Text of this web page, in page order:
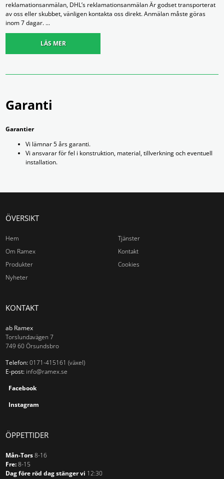
reklamationsanmälan, DHL’s reklamationsanmälan Är godset transporterat
av oss eller skubbet, vänligen kontakta oss direkt. Anmälan måste göras
inom 7 dagar. ...
LÄS MER
Garanti
Garantier
Vi lämnar 5 års garanti.
Vi ansvarar för fel i konstruktion, material, tillverkning och eventuell
installation.
ÖVERSIKT
Hem
Om Ramex
Produkter
Nyheter
Tjänster
Kontakt
Cookies
KONTAKT
ab Ramex
Torslundavägen 7
749 60 Örsundsbro
Telefon: 0171-415161 (växel)
E-post: info@ramex.se
Facebook
Instagram
ÖPPETTIDER
Mån-Tors 8-16
Fre: 8-15
Dag före röd dag stänger vi 12:30